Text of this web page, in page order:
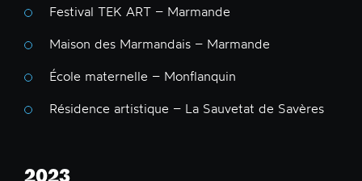
Festival TEK ART – Marmande
Maison des Marmandais – Marmande
École maternelle – Monflanquin
Résidence artistique – La Sauvetat de Savères
2023